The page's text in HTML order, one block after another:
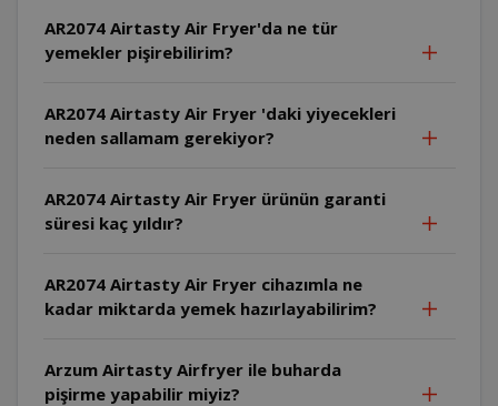
AR2074 Airtasty Air Fryer'da ne tür
yemekler pişirebilirim?
AR2074 Airtasty Air Fryer 'daki yiyecekleri
neden sallamam gerekiyor?
AR2074 Airtasty Air Fryer ürünün garanti
süresi kaç yıldır?
AR2074 Airtasty Air Fryer cihazımla ne
kadar miktarda yemek hazırlayabilirim?
Arzum Airtasty Airfryer ile buharda
pişirme yapabilir miyiz?